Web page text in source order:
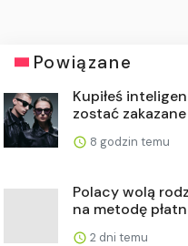
Powiązane
Kupiłeś
zostać zakazane
8 godzin temu
Polacy wolą
na metodę
2 dni temu